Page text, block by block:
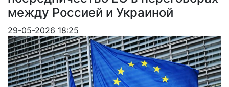
между Россией и Украиной
29-05-2026 18:25